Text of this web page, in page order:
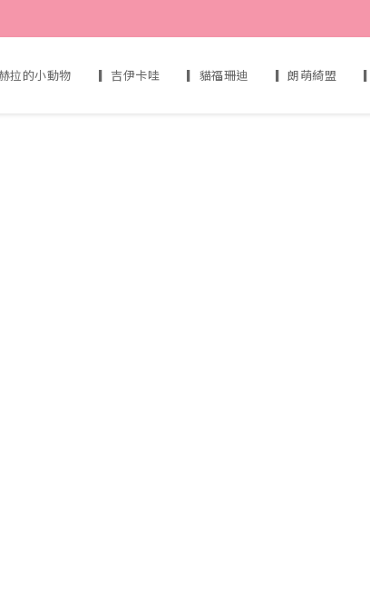
拉的小動物 ▎吉伊卡哇 ▎貓福珊迪 ▎朗萌綺盟